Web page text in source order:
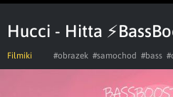
Hucci - Hitta
Filmiki #obrazek #samochod #bass